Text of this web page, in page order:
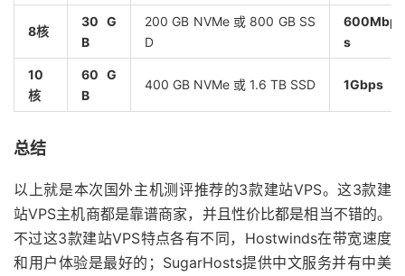
8核
30 G
B
200 GB NVMe 或 800 GB SS
D
600Mbp
s
10
核
60 G
B
400 GB NVMe 或 1.6 TB SSD 1Gbps
总结
以上就是本次国外主机测评推荐的3款建站VPS。这3款建
站VPS主机商都是靠谱商家，并且性价比都是相当不错的。
不过这3款建站VPS特点各有不同，Hostwinds在带宽速度
和用户体验是最好的；SugarHosts提供中文服务并有中美